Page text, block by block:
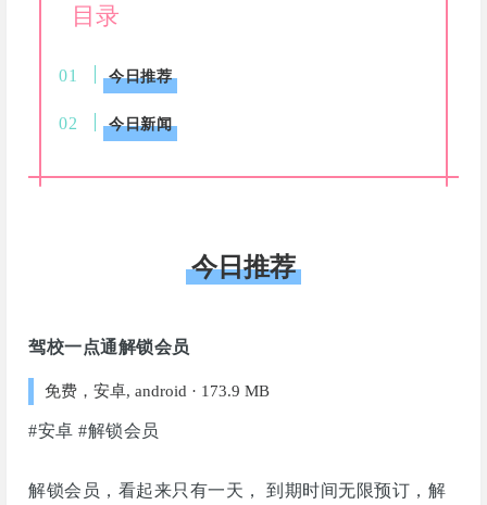
目录
今日推荐
今日新闻
今日推荐
驾校一点通解锁会员
免费，安卓, android · 173.9 MB
#安卓 #解锁会员
解锁会员，看起来只有一天， 到期时间无限预订，解